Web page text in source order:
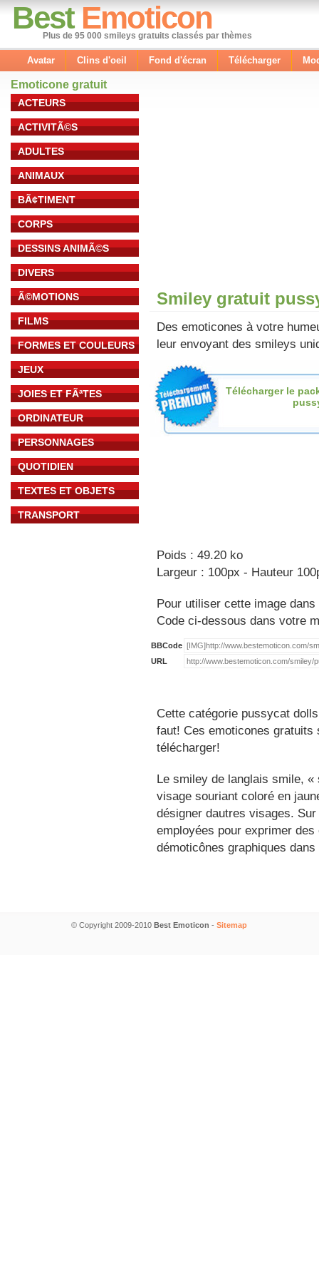
Best Emoticon
Plus de 95 000 smileys gratuits classés par thèmes
Avatar Clins d'oeil Fond d'écran Télécharger
Emoticone gratuit
ACTEURS
ACTIVITÃ©S
ADULTES
ANIMAUX
BÃ¢TIMENT
CORPS
DESSINS ANIMÃ©S
DIVERS
Ã©MOTIONS
FILMS
FORMES ET COULEURS
JEUX
JOIES ET FÃªTES
ORDINATEUR
PERSONNAGES
QUOTIDIEN
TEXTES ET OBJETS
TRANSPORT
Smiley gratuit
Des emoticones à votre
leur envoyant des smileys
Télécharger le
Poids : 49.20 ko
Largeur : 100px - Hauteur
Pour utiliser cette image
Code ci-dessous dans votre
BBCode
URL
Cette catégorie pussycat
faut! Ces emoticones
télécharger!
Le smiley de langlais smile,
visage souriant coloré en
désigner dautres visages.
employées pour exprimer
démoticônes graphiques
© Copyright 2009-2010 Best Emoticon - Sitemap